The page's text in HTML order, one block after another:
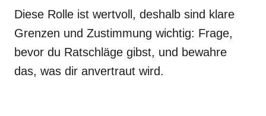
Diese Rolle ist wertvoll, deshalb sind klare
Grenzen und Zustimmung wichtig: Frage,
bevor du Ratschläge gibst, und bewahre
das, was dir anvertraut wird.